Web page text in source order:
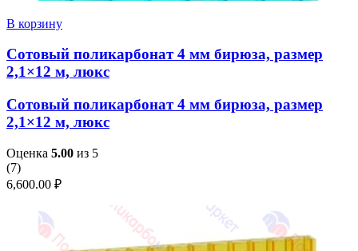
В корзину
Сотовый поликарбонат 4 мм бирюза, размер
2,1×12 м, люкс
Сотовый поликарбонат 4 мм бирюза, размер
2,1×12 м, люкс
Оценка 5.00 из 5
(7)
6,600.00 ₽